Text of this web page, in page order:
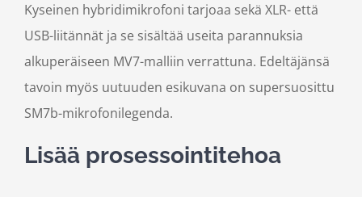
Kyseinen hybridimikrofoni tarjoaa sekä XLR- että
USB-liitännät ja se sisältää useita parannuksia
alkuperäiseen MV7-malliin verrattuna. Edeltäjänsä
tavoin myös uutuuden esikuvana on supersuosittu
SM7b-mikrofonilegenda.
Lisää prosessointitehoa